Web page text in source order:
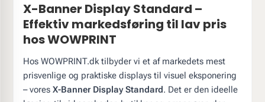
X-Banner Display Standard –
Effektiv markedsføring til lav pris
hos WOWPRINT
Hos WOWPRINT.dk tilbyder vi et af markedets mest
prisvenlige og praktiske displays til visuel eksponering
– voresX-Banner Display Standard. Det er den ideelle